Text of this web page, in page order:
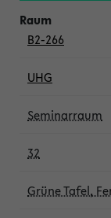
B2-266
UHG
Seminarraum
32
Grüne Tafel,